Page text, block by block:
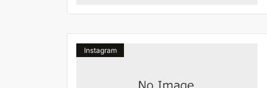
Instagram